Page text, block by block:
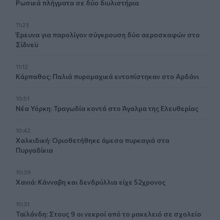
Ρωσικά πλήγματα σε δύο διυλιστήρια
11:23
Έρευνα για παρολίγον σύγκρουση δύο αεροσκαφών στο
Σίδνεϋ
11:12
Κάρπαθος: Παλιά πυρομαχικά εντοπίστηκαν στο Αρδάνι
10:51
Νέα Υόρκη: Τραγωδία κοντά στο Άγαλμα της Ελευθερίας
10:42
Χαλκιδική: Οριοθετήθηκε άμεσα πυρκαγιά στα
Πυργαδίκια
10:39
Χανιά: Κάνναβη και δενδρύλλια είχε 52χρονος
10:31
Ταϊλάνδη: Στους 9 οι νεκροί από το μακελειό σε σχολείο